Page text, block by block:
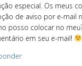
especial. Os meus
de aviso por e-mail
posso colocar no
em seu e-mail!